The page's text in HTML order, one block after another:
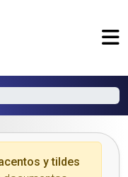
y tildes